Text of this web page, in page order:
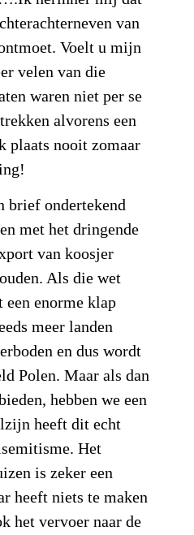
van
Voelt u mijn
velen van die
waren niet per se
alvorens een
plaats nooit zomaar
brief ondertekend
met het dringende
van koosjer
Als die wet
een enorme klap
meer landen
en dus wordt
Polen. Maar als dan
hebben we een
heeft dit echt
Het
is zeker een
heeft niets te maken
het vervoer naar de